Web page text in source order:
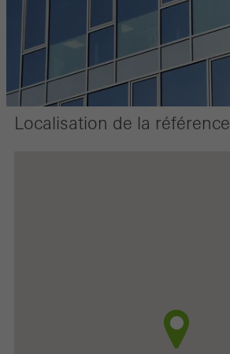
Localisation de la référence